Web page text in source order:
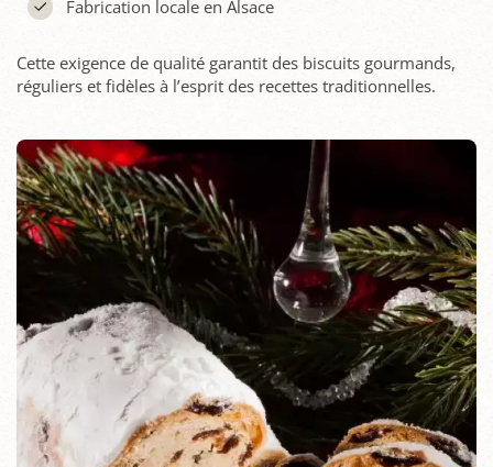
Fabrication locale en Alsace
Cette exigence de qualité garantit des biscuits gourmands,
réguliers et fidèles à l’esprit des recettes traditionnelles.